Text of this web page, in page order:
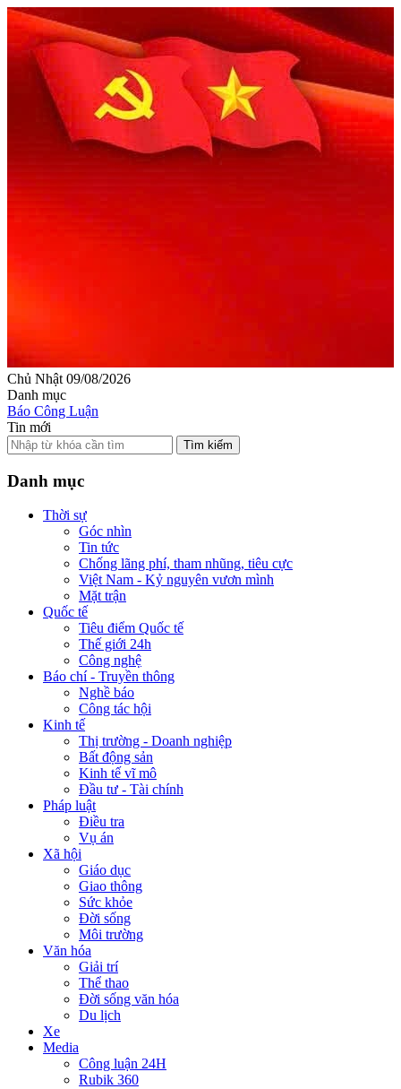
Chủ Nhật 09/08/2026
Danh mục
Báo Công Luận
Tin mới
Tìm kiếm
Danh mục
Thời sự
Góc nhìn
Tin tức
Chống lãng phí, tham nhũng, tiêu cực
Việt Nam - Kỷ nguyên vươn mình
Mặt trận
Quốc tế
Tiêu điểm Quốc tế
Thế giới 24h
Công nghệ
Báo chí - Truyền thông
Nghề báo
Công tác hội
Kinh tế
Thị trường - Doanh nghiệp
Bất động sản
Kinh tế vĩ mô
Đầu tư - Tài chính
Pháp luật
Điều tra
Vụ án
Xã hội
Giáo dục
Giao thông
Sức khỏe
Đời sống
Môi trường
Văn hóa
Giải trí
Thể thao
Đời sống văn hóa
Du lịch
Xe
Media
Công luận 24H
Rubik 360